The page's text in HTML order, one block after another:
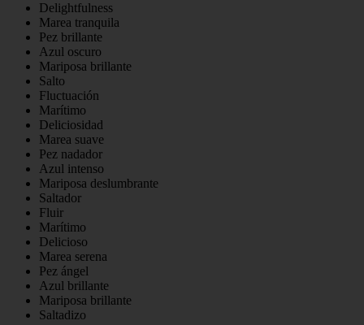
Delightfulness
Marea tranquila
Pez brillante
Azul oscuro
Mariposa brillante
Salto
Fluctuación
Marítimo
Deliciosidad
Marea suave
Pez nadador
Azul intenso
Mariposa deslumbrante
Saltador
Fluir
Marítimo
Delicioso
Marea serena
Pez ángel
Azul brillante
Mariposa brillante
Saltadizo